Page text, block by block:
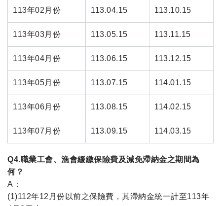
113年02月份 113.04.15 113.10.15
113年03月份 113.05.15 113.11.15
113年04月份 113.06.15 113.12.15
113年05月份 113.07.15 114.01.15
113年06月份 113.08.15 114.02.15
113年07月份 113.09.15 114.03.15
Q4.職業工會、漁會緩繳保險費及減免滯納金之期間為
何？
A：
(1)112年12月份以前之保險費，其滯納金統一計至113年